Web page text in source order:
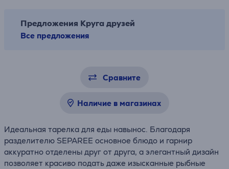
Предложения Круга друзей
Все предложения
Сравните
Наличие в магазинах
Идеальная тарелка для еды навынос. Благодаря
разделителю SEPAREE основное блюдо и гарнир
аккуратно отделены друг от друга, а элегантный дизайн
позволяет красиво подать даже изысканные рыбные